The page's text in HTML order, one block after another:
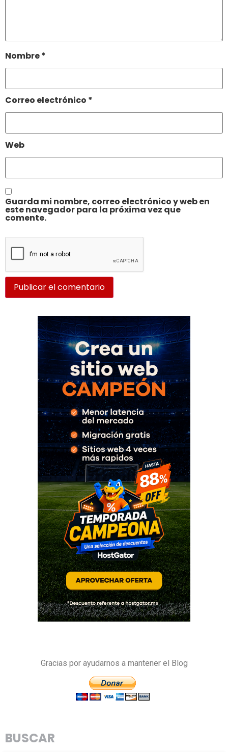
Nombre*
Correo electrónico *
Web
Guarda mi nombre, correo electrónico y web en
este navegador para la próxima vez que
comente.
Gracias por ayudarnos a mantener el Blog
BUSCAR